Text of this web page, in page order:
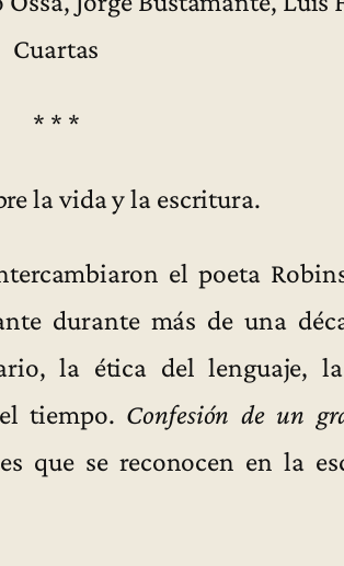
Cuartas
* * *
la vida y la escritura.
el poeta
durante más de una
la ética del lenguaje,
tiempo. Confesión de un
que se reconocen en la